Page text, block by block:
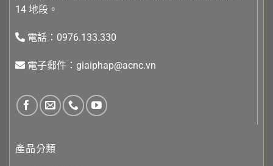
14 地段。
電話：0976.133.330
電子郵件：giaiphap@acnc.vn
產品分類